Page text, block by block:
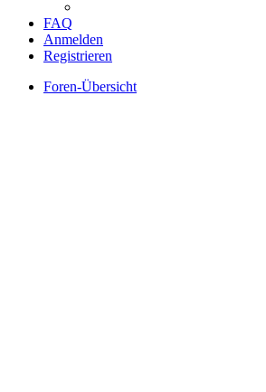
FAQ
Anmelden
Registrieren
Foren-Übersicht